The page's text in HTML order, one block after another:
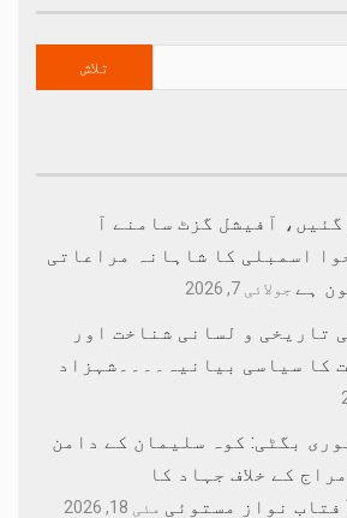
آفیشل گزٹ سامنے آ
اسمبلی کا شاہانہ مراعاتی
ہے جولائی 7, 2026
تاریخی و لسانی شناخت اور
کا سیاسی بیانیہ۔۔۔۔شہزاد
بگٹی: کوہ سلیمان کے دامن
کے خلاف جہاد کا
نواز مستوئی مئی 18, 2026